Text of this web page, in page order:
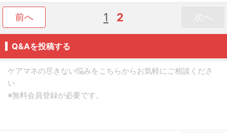
前へ 1 2 次へ
Q&Aを投稿する